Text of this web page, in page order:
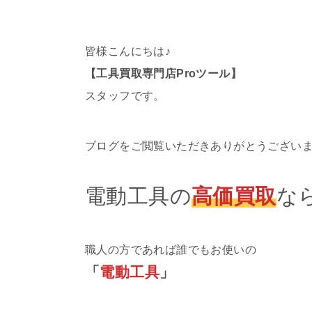
皆様こんにちは♪
【工具買取専門店Proツール】
スタッフです。
ブログをご閲覧いただきありがとうございま
電動工具の高価買取な
職人の方であれば誰でもお使いの
「 電動工具 」